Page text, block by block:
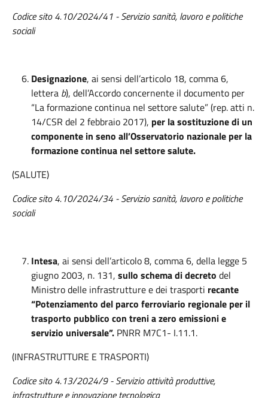
Codice sito 4.10/2024/41 - Servizio sanità, lavoro e politiche
sociali
Designazione, ai sensi dell’articolo 18, comma 6,
lettera b), dell’Accordo concernente il documento per
“La formazione continua nel settore salute” (rep. atti n.
14/CSR del 2 febbraio 2017), per la sostituzione di un
componente in seno all’Osservatorio nazionale per la
formazione continua nel settore salute.
(SALUTE)
Codice sito 4.10/2024/34 - Servizio sanità, lavoro e politiche
sociali
Intesa, ai sensi dell’articolo 8, comma 6, della legge 5
giugno 2003, n. 131, sullo schema di decreto del
Ministro delle infrastrutture e dei trasporti recante
“Potenziamento del parco ferroviario regionale per il
trasporto pubblico con treni a zero emissioni e
servizio universale”. PNRR M7C1- I.11.1.
(INFRASTRUTTURE E TRASPORTI)
Codice sito 4.13/2024/9 - Servizio attività produttive,
infrastrutture e innovazione tecnologica